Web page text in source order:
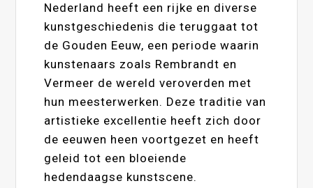
Nederland heeft een rijke en diverse
kunstgeschiedenis die teruggaat tot
de Gouden Eeuw, een periode waarin
kunstenaars zoals Rembrandt en
Vermeer de wereld veroverden met
hun meesterwerken. Deze traditie van
artistieke excellentie heeft zich door
de eeuwen heen voortgezet en heeft
geleid tot een bloeiende
hedendaagse kunstscene.